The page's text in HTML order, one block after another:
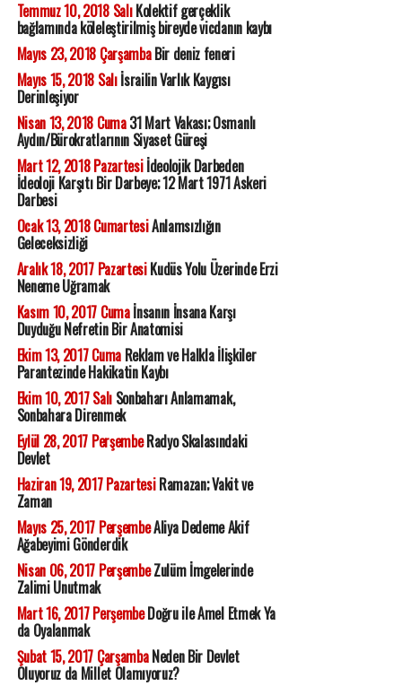
Temmuz 10, 2018 SalıKolektif gerçeklik
bağlamında köleleştirilmiş bireyde vicdanın kaybı
Mayıs 23, 2018 ÇarşambaBir deniz feneri
Mayıs 15, 2018 Salıİsrailin Varlık Kaygısı
Derinleşiyor
Nisan 13, 2018 Cuma31 Mart Vakası; Osmanlı
Aydın/Bürokratlarının Siyaset Güreşi
Mart 12, 2018 Pazartesiİdeolojik Darbeden
İdeoloji Karşıtı Bir Darbeye; 12 Mart 1971 Askeri
Darbesi
Ocak 13, 2018 CumartesiAnlamsızlığın
Geleceksizliği
Aralık 18, 2017 PazartesiKudüs Yolu Üzerinde Erzi
Neneme Uğramak
Kasım 10, 2017 Cumaİnsanın İnsana Karşı
Duyduğu Nefretin Bir Anatomisi
Ekim 13, 2017 CumaReklam ve Halkla İlişkiler
Parantezinde Hakikatin Kaybı
Ekim 10, 2017 SalıSonbaharı Anlamamak,
Sonbahara Direnmek
Eylül 28, 2017 PerşembeRadyo Skalasındaki
Devlet
Haziran 19, 2017 PazartesiRamazan; Vakit ve
Zaman
Mayıs 25, 2017 PerşembeAliya Dedeme Akif
Ağabeyimi Gönderdik
Nisan 06, 2017 PerşembeZulüm İmgelerinde
Zalimi Unutmak
Mart 16, 2017 PerşembeDoğru ile Amel Etmek Ya
da Oyalanmak
Şubat 15, 2017 ÇarşambaNeden Bir Devlet
Oluyoruz da Millet Olamıyoruz?